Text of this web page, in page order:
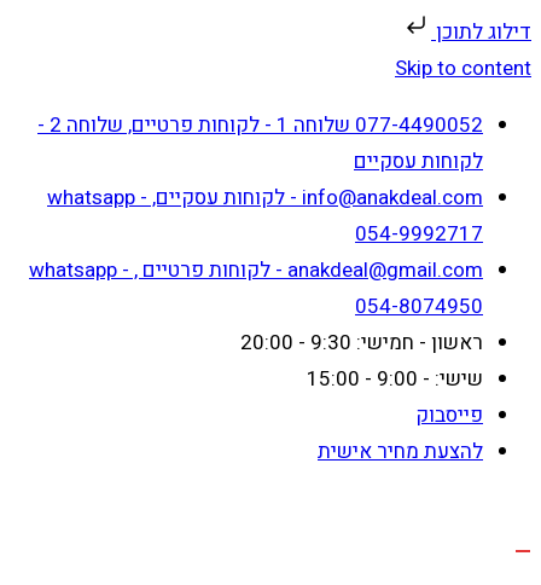
דילוג לתוכן
Skip to content
077-4490052 שלוחה 1 - לקוחות פרטיים, שלוחה 2 -
לקוחות עסקיים
info@anakdeal.com - לקוחות עסקיים, whatsapp -
054-9992717
anakdeal@gmail.com - לקוחות פרטיים , whatsapp -
054-8074950
ראשון - חמישי: 9:30 - 20:00
שישי: - 9:00 - 15:00
פייסבוק
להצעת מחיר אישית